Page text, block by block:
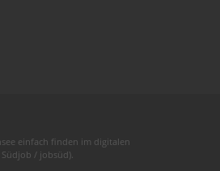
einfach finden im digitalen
/ jobsüd).